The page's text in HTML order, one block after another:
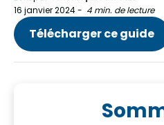
16 janvier 2024- 4 min. de lecture
Télécharger ce guide